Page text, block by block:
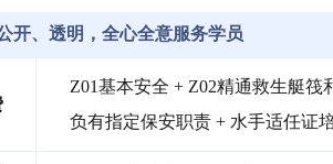
开、透明，全心全意服务学员
Z01基本安全 + Z02精通救生艇筏
负有指定保安职责 + 水手适任证